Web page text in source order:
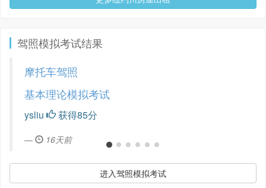
驾照模拟考试结果
摩托车驾照
基本理论模拟考试
ysliu 获得85分
16天前
进入驾照模拟考试